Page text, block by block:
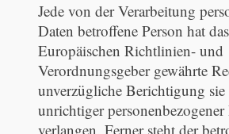
Jede von der Verarbeitung
Daten betroffene Person hat
Europäischen Richtlinien- und
Verordnungsgeber gewährte
unverzügliche Berichtigung sie
unrichtiger personenbezogener
verlangen. Ferner steht der